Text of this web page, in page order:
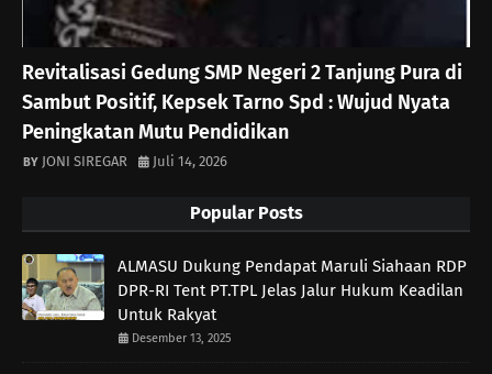
Revitalisasi Gedung SMP Negeri 2 Tanjung Pura di
Sambut Positif, Kepsek Tarno Spd : Wujud Nyata
Peningkatan Mutu Pendidikan
JONI SIREGAR Juli 14, 2026
Popular Posts
ALMASU Dukung Pendapat Maruli Siahaan RDP
DPR-RI Tent PT.TPL Jelas Jalur Hukum Keadilan
Untuk Rakyat
Desember 13, 2025